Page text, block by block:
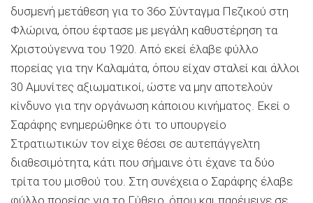
δυσμενή μετάθεση για το 36ο Σύνταγμα Πεζικού στη
Φλώρινα, όπου έφτασε με μεγάλη καθυστέρηση τα
Χριστούγεννα του 1920. Από εκεί έλαβε φύλλο
πορείας για την Καλαμάτα, όπου είχαν σταλεί και άλλοι
30 Αμυνίτες αξιωματικοί, ώστε να μην αποτελούν
κίνδυνο για την οργάνωση κάποιου κινήματος. Εκεί ο
Σαράφης ενημερώθηκε ότι το υπουργείο
Στρατιωτικών τον είχε θέσει σε αυτεπάγγελτη
διαθεσιμότητα, κάτι που σήμαινε ότι έχανε τα δύο
τρίτα του μισθού του. Στη συνέχεια ο Σαράφης έλαβε
φύλλο πορείας για το Γύθειο, όπου και παρέμεινε σε